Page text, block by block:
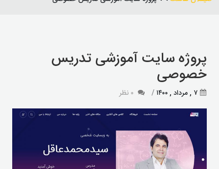
پروژه سایت آموزشی تدریس
خصوصی
۷ , مرداد , ۱۴۰۰ ۰ نظر